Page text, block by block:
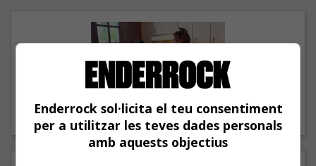
"Lo bueno y lo malo"
Carmen y María
Enderrock sol·licita el teu consentiment
per a utilitzar les teves dades personals
amb aquests objectius